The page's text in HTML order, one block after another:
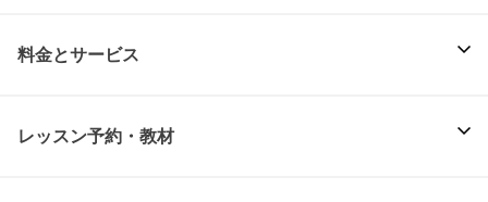
料金とサービス
レッスン予約・教材